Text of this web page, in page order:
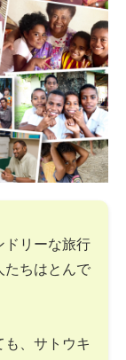
ドリーな旅行
たちはとんで
も、サトウキ